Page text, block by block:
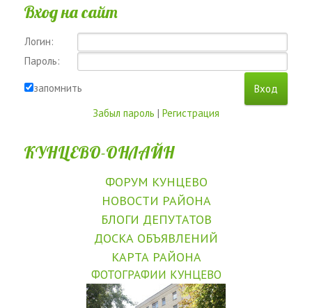
Вход на сайт
Логин:
Пароль:
запомнить
Забыл пароль | Регистрация
КУНЦЕВО-ОНЛАЙН
ФОРУМ КУНЦЕВО
НОВОСТИ РАЙОНА
БЛОГИ ДЕПУТАТОВ
ДОСКА ОБЪЯВЛЕНИЙ
КАРТА РАЙОНА
ФОТОГРАФИИ КУНЦЕВО